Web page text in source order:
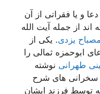
و یا فقراتی از آن
از جمله آیت الله
مصباح یزدی. یکی از
ابوحمزه ثمالی را
طهرانی نوشته
سخرانی های شرح
توسط فرزند ایشان